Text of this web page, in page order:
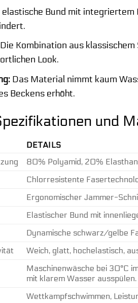
elastische Bund mit integriertem
Die Kombination aus
Look.
Das Material nimmt kaum
Beckens erhöht.
und
DETAILS
80% Polyamid, 20%
Chlorresistente
Ergonomischer Jammer-
Elastischer Bund mit
Dynamische schwarz/gelbe
Weich, glatt, hochelastisch,
Maschinenwäsche bei 30°C
mit klarem Wasser ausspülen.
Wettkampfschwimmen,